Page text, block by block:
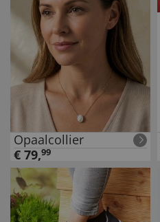
Opaalcollier
€ 79,99